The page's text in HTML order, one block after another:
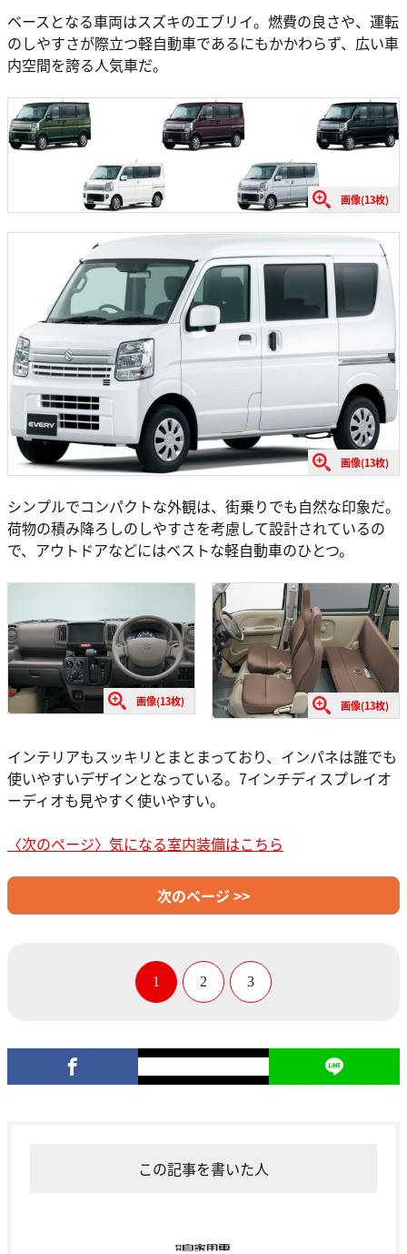
ベースとなる車両はスズキのエブリイ。燃費の良さや、運転
のしやすさが際立つ軽自動車であるにもかかわらず、広い車
内空間を誇る人気車だ。
画像(13枚)
画像(13枚)
シンプルでコンパクトな外観は、街乗りでも自然な印象だ。
荷物の積み降ろしのしやすさを考慮して設計されているの
で、アウトドアなどにはベストな軽自動車のひとつ。
画像(13枚) 画像(13枚)
インテリアもスッキリとまとまっており、インパネは誰でも
使いやすいデザインとなっている。7インチディスプレイオ
ーディオも見やすく使いやすい。
〈次のページ〉気になる室内装備はこちら
次のページ >>
1 2 3
この記事を書いた人